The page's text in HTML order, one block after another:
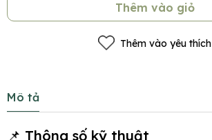
Thêm vào giỏ
Thêm vào yêu thích
Mô tả
📌 Thông số kỹ thuật